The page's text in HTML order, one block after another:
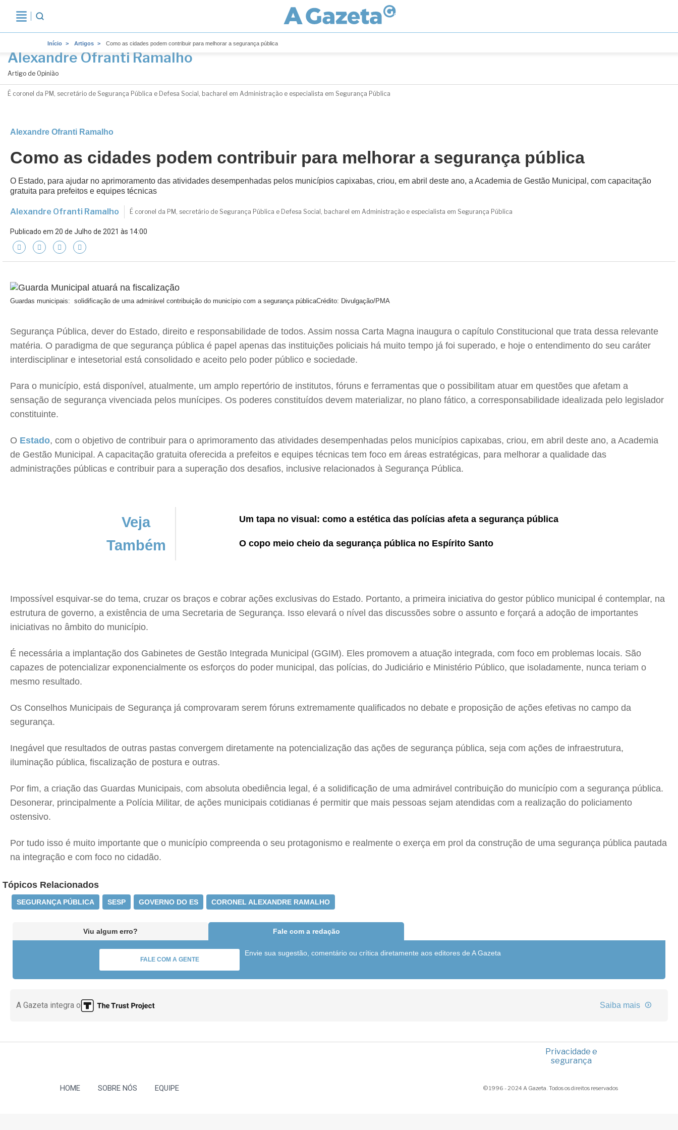
Início Artigos Como as cidades podem contribuir para melhorar a segurança pública
Alexandre Ofranti Ramalho
Artigo de Opinião
É coronel da PM, secretário de Segurança Pública e Defesa Social, bacharel em Administração e especialista em Segurança Pública
Alexandre Ofranti Ramalho
Como as cidades podem contribuir para melhorar a segurança pública
O Estado, para ajudar no aprimoramento das atividades desempenhadas pelos municípios capixabas, criou, em abril deste ano, a Academia de Gestão Municipal, com capacitação
gratuita para prefeitos e equipes técnicas
Alexandre Ofranti Ramalho É coronel da PM, secretário de Segurança Pública e Defesa Social, bacharel em Administração e especialista em Segurança Pública
Publicado em 20 de Julho de 2021 às 14:00
Guardas municipais: solidificação de uma admirável contribuição do município com a segurança públicaCrédito: Divulgação/PMA
Segurança Pública, dever do Estado, direito e responsabilidade de todos. Assim nossa Carta Magna inaugura o capítulo Constitucional que trata dessa relevante
matéria. O paradigma de que segurança pública é papel apenas das instituições policiais há muito tempo já foi superado, e hoje o entendimento do seu caráter
interdisciplinar e intesetorial está consolidado e aceito pelo poder público e sociedade.
Para o município, está disponível, atualmente, um amplo repertório de institutos, fóruns e ferramentas que o possibilitam atuar em questões que afetam a
sensação de segurança vivenciada pelos munícipes. Os poderes constituídos devem materializar, no plano fático, a corresponsabilidade idealizada pelo legislador
constituinte.
O Estado, com o objetivo de contribuir para o aprimoramento das atividades desempenhadas pelos municípios capixabas, criou, em abril deste ano, a Academia
de Gestão Municipal. A capacitação gratuita oferecida a prefeitos e equipes técnicas tem foco em áreas estratégicas, para melhorar a qualidade das
administrações públicas e contribuir para a superação dos desafios, inclusive relacionados à Segurança Pública.
Veja
Também
Um tapa no visual: como a estética das polícias afeta a segurança pública
O copo meio cheio da segurança pública no Espírito Santo
Impossível esquivar-se do tema, cruzar os braços e cobrar ações exclusivas do Estado. Portanto, a primeira iniciativa do gestor público municipal é contemplar, na
estrutura de governo, a existência de uma Secretaria de Segurança. Isso elevará o nível das discussões sobre o assunto e forçará a adoção de importantes
iniciativas no âmbito do município.
É necessária a implantação dos Gabinetes de Gestão Integrada Municipal (GGIM). Eles promovem a atuação integrada, com foco em problemas locais. São
capazes de potencializar exponencialmente os esforços do poder municipal, das polícias, do Judiciário e Ministério Público, que isoladamente, nunca teriam o
mesmo resultado.
Os Conselhos Municipais de Segurança já comprovaram serem fóruns extremamente qualificados no debate e proposição de ações efetivas no campo da
segurança.
Inegável que resultados de outras pastas convergem diretamente na potencialização das ações de segurança pública, seja com ações de infraestrutura,
iluminação pública, fiscalização de postura e outras.
Por fim, a criação das Guardas Municipais, com absoluta obediência legal, é a solidificação de uma admirável contribuição do município com a segurança pública.
Desonerar, principalmente a Polícia Militar, de ações municipais cotidianas é permitir que mais pessoas sejam atendidas com a realização do policiamento
ostensivo.
Por tudo isso é muito importante que o município compreenda o seu protagonismo e realmente o exerça em prol da construção de uma segurança pública pautada
na integração e com foco no cidadão.
Tópicos Relacionados
SEGURANÇA PÚBLICA SESP GOVERNO DO ES CORONEL ALEXANDRE RAMALHO
Viu algum erro? Fale com a redação
FALE COM A GENTE
Envie sua sugestão, comentário ou crítica diretamente aos editores de A Gazeta
A Gazeta integra o Saiba mais
Privacidade e
segurança
HOME SOBRE NÓS EQUIPE © 1996 - 2024 A Gazeta. Todos os direitos reservados